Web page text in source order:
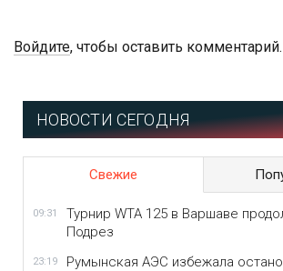
Войдите, чтобы оставить комментарий.
НОВОСТИ СЕГОДНЯ
Свежие
09:31
Турнир WTA 125 в Варшаве
Подрез
23:19
Румынская АЭС избежала